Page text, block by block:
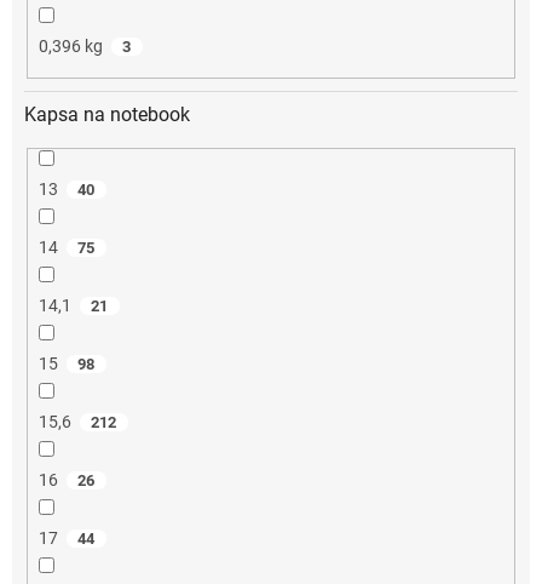
0,396 kg 3
Kapsa na notebook
13 40
14 75
14,1 21
15 98
15,6 212
16 26
17 44